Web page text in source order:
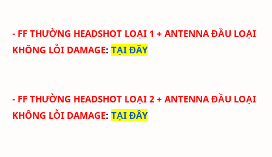
- FF THƯỜNG HEADSHOT LOẠI 1 + ANTENNA ĐẦU LOẠI
KHÔNG LỖI DAMAGE: TẠI ĐÂY
- FF THƯỜNG HEADSHOT LOẠI 2 + ANTENNA ĐẦU LOẠI
KHÔNG LỖI DAMAGE: TẠI ĐÂY